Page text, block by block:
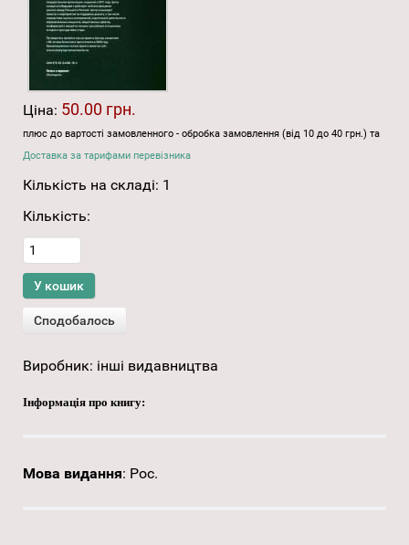
Ціна: 50.00 грн.
плюс до вартості замовленного - обробка замовлення (від 10 до 40 грн.) та
Доставка за тарифами перевізника
Кількість на складі: 1
Кількість:
Виробник: інші видавництва
Інформація про книгу:
Мова видання: Рос.